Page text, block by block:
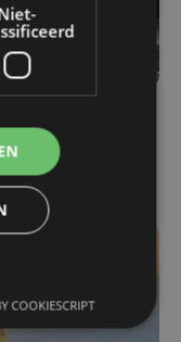
wint voor
COOKIESCRIPT